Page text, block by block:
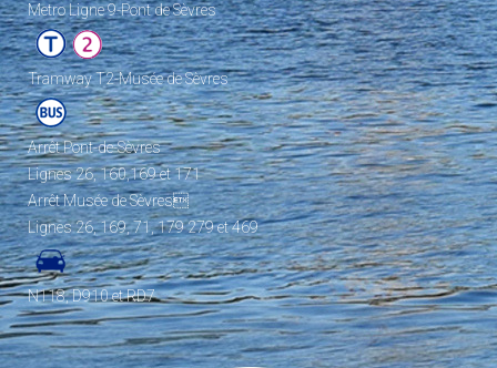
Metro Ligne 9-Pont de Sèvres
Tramway T2-Musée de Sèvres
Arrêt Pont-de-Sèvres
Lignes 26, 160,169 et 171
Arrêt Musée de Sèvres
Lignes 26, 169, 71, 179 279 et 469
N118, D910 et RD7